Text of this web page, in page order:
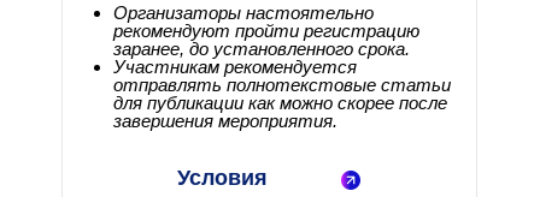
Организаторы настоятельно
рекомендуют пройти регистрацию
заранее, до установленного срока.
Участникам рекомендуется
отправлять полнотекстовые статьи
для публикации как можно скорее после
завершения мероприятия.
Условия